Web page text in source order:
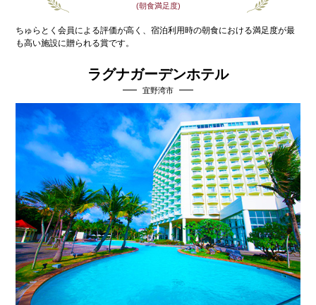
(朝食満足度)
ちゅらとく会員による評価が高く、宿泊利用時の朝食における満足度が最
も高い施設に贈られる賞です。
ラグナガーデンホテル
宜野湾市